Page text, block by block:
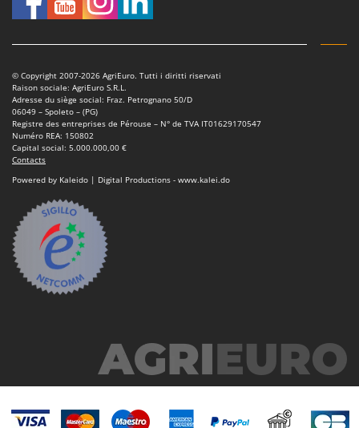
© Copyright 2007-2026 AgriEuro. Tutti i diritti riservati
Raison sociale: AgriEuro S.R.L.
Adresse du siège social: Fraz. Petrognano 50/D
06049 – Spoleto – (PG)
Registre des entreprises de Pérouse – N° de TVA IT01629170547
Numéro REA: 150802
Capital social: 5.000.000,00 €
Contacts
Powered by Kaleido | Digital Productions - www.kalei.do